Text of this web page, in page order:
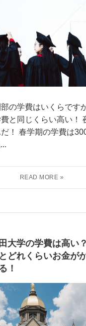
の学費はいくらです
と同じくらい高い！
！ 春学期の学費は
大学の学費は高い
どれくらいお金が
！